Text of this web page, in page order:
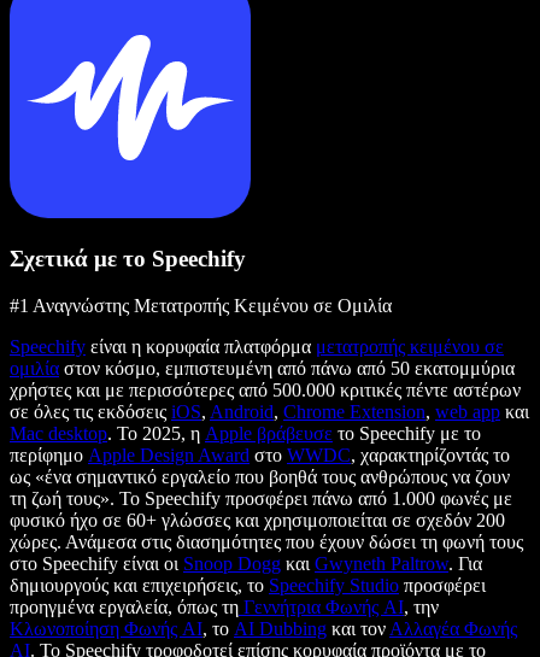
Σχετικά με το Speechify
#1 Αναγνώστης Μετατροπής Κειμένου σε Ομιλία
Speechify είναι η κορυφαία πλατφόρμα μετατροπής κειμένου σε
ομιλία στον κόσμο, εμπιστευμένη από πάνω από 50 εκατομμύρια
χρήστες και με περισσότερες από 500.000 κριτικές πέντε αστέρων
σε όλες τις εκδόσεις iOS, Android, Chrome Extension, web app και
Mac desktop. Το 2025, η Apple βράβευσε το Speechify με το
περίφημο Apple Design Award στο WWDC, χαρακτηρίζοντάς το
ως «ένα σημαντικό εργαλείο που βοηθά τους ανθρώπους να ζουν
τη ζωή τους». Το Speechify προσφέρει πάνω από 1.000 φωνές με
φυσικό ήχο σε 60+ γλώσσες και χρησιμοποιείται σε σχεδόν 200
χώρες. Ανάμεσα στις διασημότητες που έχουν δώσει τη φωνή τους
στο Speechify είναι οι Snoop Dogg και Gwyneth Paltrow. Για
δημιουργούς και επιχειρήσεις, το Speechify Studio προσφέρει
προηγμένα εργαλεία, όπως τη Γεννήτρια Φωνής AI, την
Κλωνοποίηση Φωνής AI, το AI Dubbing και τον Αλλαγέα Φωνής
AI. Το Speechify τροφοδοτεί επίσης κορυφαία προϊόντα με το